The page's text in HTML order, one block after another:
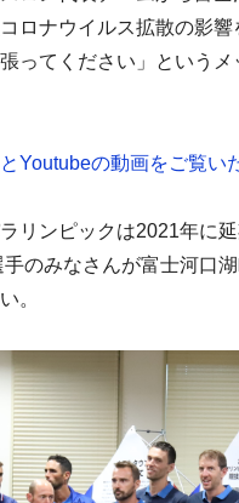
ロナウイルス拡散の影
ってください」というメ
Youtubeの動画をご覧い
リンピックは2021年に
のみなさんが富士河口
。